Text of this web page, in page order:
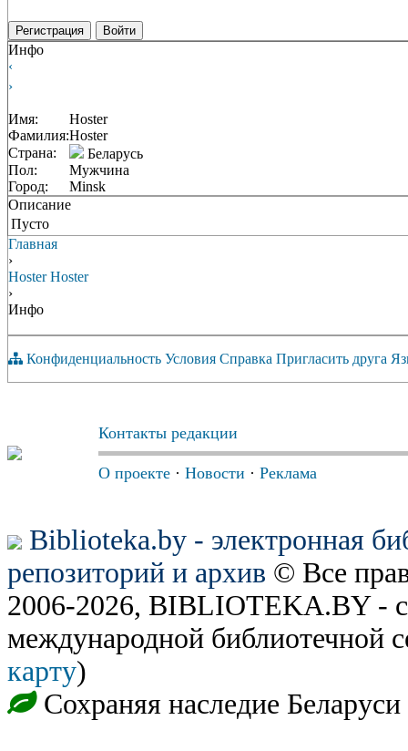
Регистрация Войти
Инфо
‹
›
Имя:
Hoster
Фамилия:Hoster
Страна:
Беларусь
Пол:
Мужчина
Город:
Minsk
Описание
Пусто
Главная
›
Hoster Hoster
›
Инфо
Конфиденциальность Условия Справка Пригласить друга
Контакты редакции
О проекте · Новости · Реклама
Biblioteka.by - электронная
репозиторий и архив © Все
2006-2026, BIBLIOTEKA.BY -
международной библиотечной
карту)
Сохраняя наследие Беларуси